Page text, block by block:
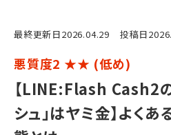
最終更新⽇2026.04.29 投稿⽇
悪質度2 ★★ (低め)
【LINE:Flash Cash2の
シュ」はヤミ金】よく